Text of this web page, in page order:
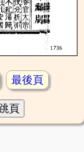
最後頁